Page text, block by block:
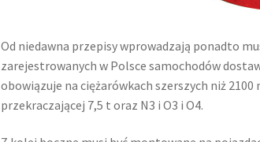
Od niedawna przepisy wprowadzają ponadto
zarejestrowanych w Polsce samochodów
obowiązuje na ciężarówkach szerszych niż
przekraczającej 7,5 t oraz N3 i O3 i O4.